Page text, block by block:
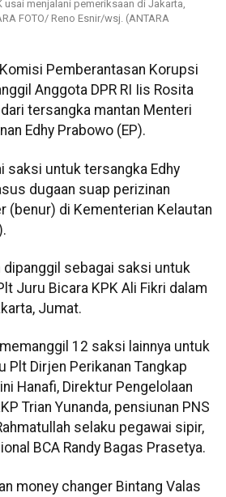
usai menjalani pemeriksaan di Jakarta,
FOTO/ Reno Esnir/wsj. (ANTARA
Pemberantasan Korupsi
Anggota DPR RI Iis Rosita
tersangka mantan Menteri
Edhy Prabowo (EP).
saksi untuk tersangka Edhy
dugaan suap perizinan
(benur) di Kementerian Kelautan
dipanggil sebagai saksi untuk
Juru Bicara KPK Ali Fikri dalam
Jumat.
12 saksi lainnya untuk
Plt Dirjen Perikanan Tangkap
Hanafi, Direktur Pengelolaan
Trian Yunanda, pensiunan PNS
selaku pegawai sipir,
BCA Randy Bagas Prasetya.
money changer Bintang Valas